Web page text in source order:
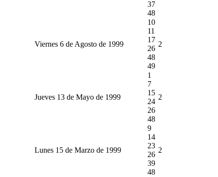
37
48
Viernes 6 de Agosto de 1999
10
11
17
26
48
49
2
Jueves 13 de Mayo de 1999
1
7
15
24
26
48
2
Lunes 15 de Marzo de 1999
9
14
23
26
39
48
2